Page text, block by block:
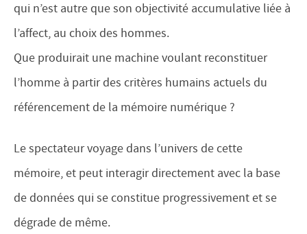
qui n’est autre que son objectivité accumulative liée à
l’affect, au choix des hommes.
Que produirait une machine voulant reconstituer
l’homme à partir des critères humains actuels du
référencement de la mémoire numérique ?
Le spectateur voyage dans l’univers de cette
mémoire, et peut interagir directement avec la base
de données qui se constitue progressivement et se
dégrade de même.